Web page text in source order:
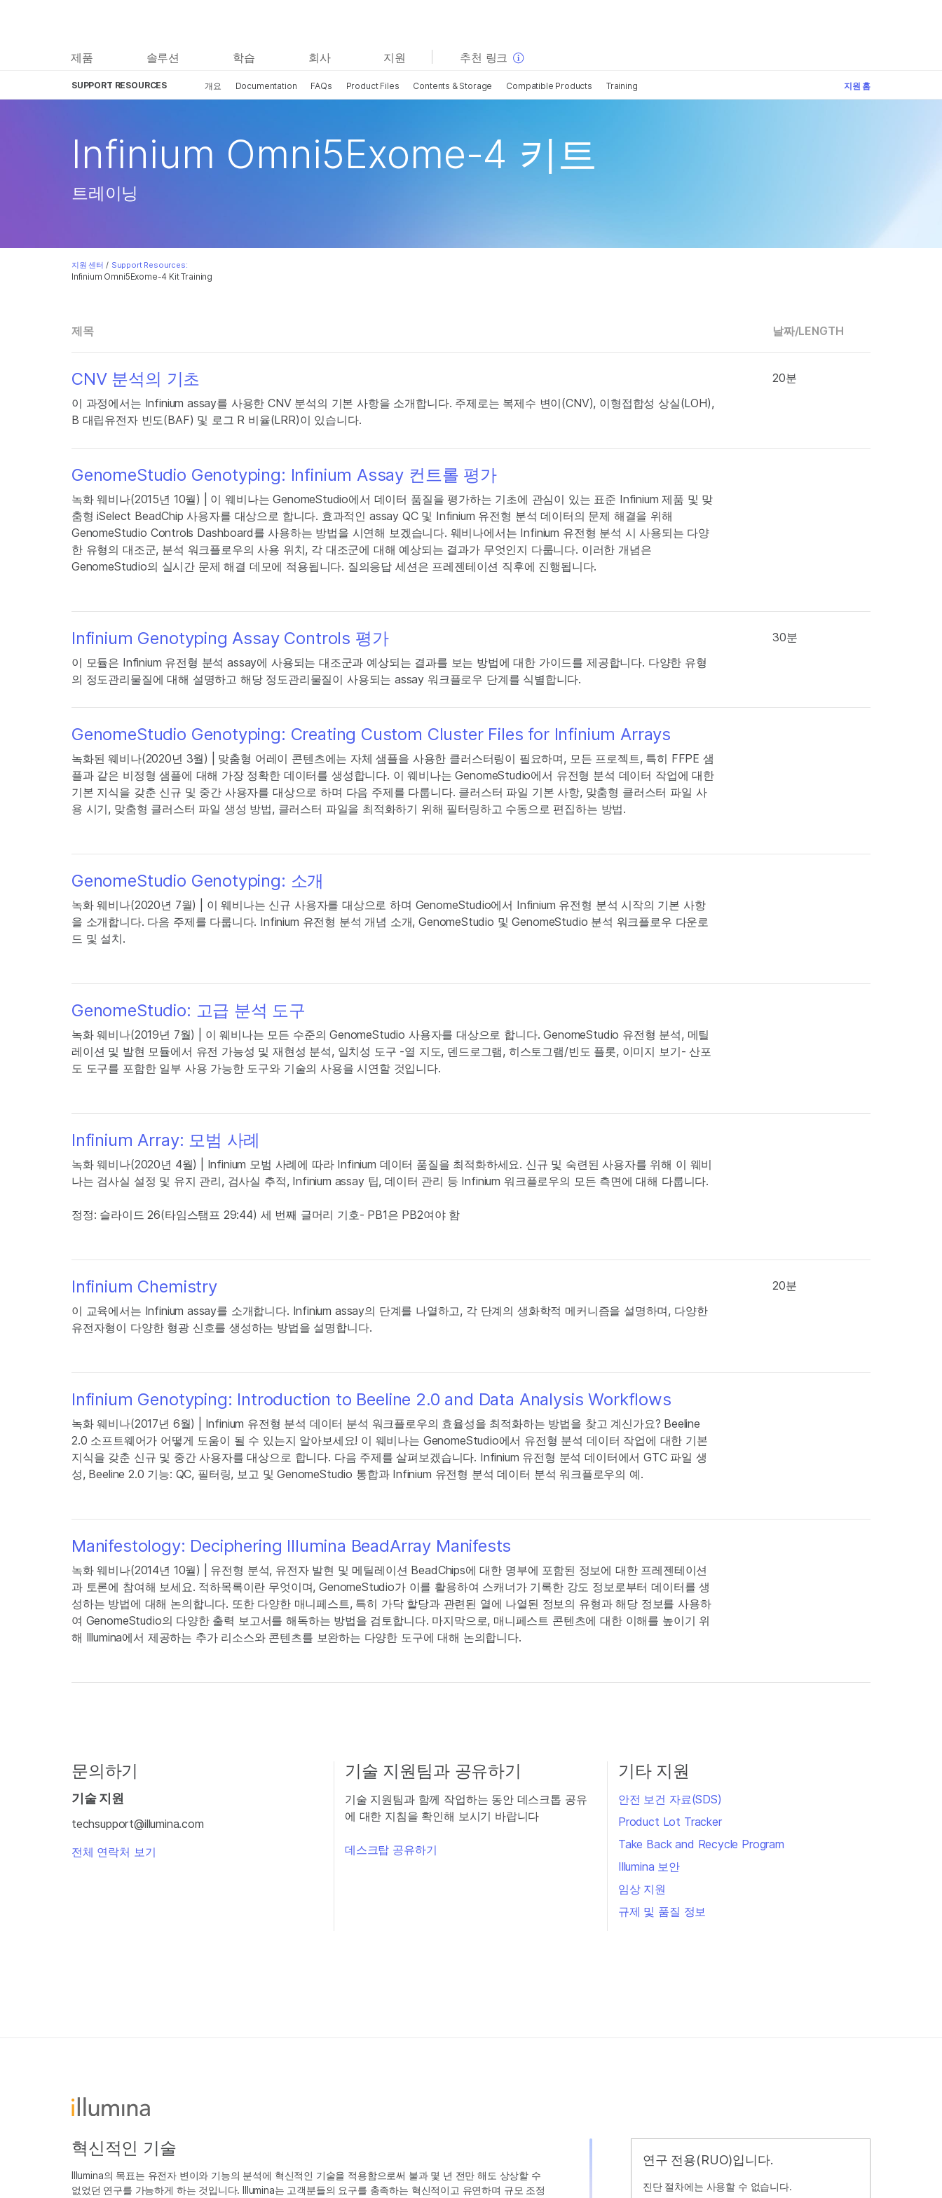
제품 솔루션 학습 회사 지원 추천 링크
SUPPORT RESOURCES 개요 Documentation FAQs Product Files Contents & Storage Compatible Products Training 지원 홈
Infinium Omni5Exome-4 Kit Training
Infinium Omni5Exome-4 키트
트레이닝
지원 센터 / Support Resources:
제목 날짜/LENGTH
CNV 분석의 기초
이 과정에서는 Infinium assay를 사용한 CNV 분석의 기본 사항을 소개합니다. 주제로는 복제수 변이(CNV), 이형접합성 상실(LOH),
B 대립유전자 빈도(BAF) 및 로그 R 비율(LRR)이 있습니다.
20분
GenomeStudio Genotyping: Infinium Assay 컨트롤 평가
녹화 웨비나(2015년 10월) | 이 웨비나는 GenomeStudio에서 데이터 품질을 평가하는 기초에 관심이 있는 표준 Infinium 제품 및 맞
춤형 iSelect BeadChip 사용자를 대상으로 합니다. 효과적인 assay QC 및 Infinium 유전형 분석 데이터의 문제 해결을 위해
GenomeStudio Controls Dashboard를 사용하는 방법을 시연해 보겠습니다. 웨비나에서는 Infinium 유전형 분석 시 사용되는 다양
한 유형의 대조군, 분석 워크플로우의 사용 위치, 각 대조군에 대해 예상되는 결과가 무엇인지 다룹니다. 이러한 개념은
GenomeStudio의 실시간 문제 해결 데모에 적용됩니다. 질의응답 세션은 프레젠테이션 직후에 진행됩니다.
Infinium Genotyping Assay Controls 평가
이 모듈은 Infinium 유전형 분석 assay에 사용되는 대조군과 예상되는 결과를 보는 방법에 대한 가이드를 제공합니다. 다양한 유형
의 정도관리물질에 대해 설명하고 해당 정도관리물질이 사용되는 assay 워크플로우 단계를 식별합니다.
30분
GenomeStudio Genotyping: Creating Custom Cluster Files for Infinium Arrays
녹화된 웨비나(2020년 3월) | 맞춤형 어레이 콘텐츠에는 자체 샘플을 사용한 클러스터링이 필요하며, 모든 프로젝트, 특히 FFPE 샘
플과 같은 비정형 샘플에 대해 가장 정확한 데이터를 생성합니다. 이 웨비나는 GenomeStudio에서 유전형 분석 데이터 작업에 대한
기본 지식을 갖춘 신규 및 중간 사용자를 대상으로 하며 다음 주제를 다룹니다. 클러스터 파일 기본 사항, 맞춤형 클러스터 파일 사
용 시기, 맞춤형 클러스터 파일 생성 방법, 클러스터 파일을 최적화하기 위해 필터링하고 수동으로 편집하는 방법.
GenomeStudio Genotyping: 소개
녹화 웨비나(2020년 7월) | 이 웨비나는 신규 사용자를 대상으로 하며 GenomeStudio에서 Infinium 유전형 분석 시작의 기본 사항
을 소개합니다. 다음 주제를 다룹니다. Infinium 유전형 분석 개념 소개, GenomeStudio 및 GenomeStudio 분석 워크플로우 다운로
드 및 설치.
GenomeStudio: 고급 분석 도구
녹화 웨비나(2019년 7월) | 이 웨비나는 모든 수준의 GenomeStudio 사용자를 대상으로 합니다. GenomeStudio 유전형 분석, 메틸
레이션 및 발현 모듈에서 유전 가능성 및 재현성 분석, 일치성 도구 -열 지도, 덴드로그램, 히스토그램/빈도 플롯, 이미지 보기- 산포
도 도구를 포함한 일부 사용 가능한 도구와 기술의 사용을 시연할 것입니다.
Infinium Array: 모범 사례
녹화 웨비나(2020년 4월) | Infinium 모범 사례에 따라 Infinium 데이터 품질을 최적화하세요. 신규 및 숙련된 사용자를 위해 이 웨비
나는 검사실 설정 및 유지 관리, 검사실 추적, Infinium assay 팁, 데이터 관리 등 Infinium 워크플로우의 모든 측면에 대해 다룹니다.
정정: 슬라이드 26(타임스탬프 29:44) 세 번째 글머리 기호- PB1은 PB2여야 함
Infinium Chemistry
이 교육에서는 Infinium assay를 소개합니다. Infinium assay의 단계를 나열하고, 각 단계의 생화학적 메커니즘을 설명하며, 다양한
유전자형이 다양한 형광 신호를 생성하는 방법을 설명합니다.
20분
Infinium Genotyping: Introduction to Beeline 2.0 and Data Analysis Workflows
녹화 웨비나(2017년 6월) | Infinium 유전형 분석 데이터 분석 워크플로우의 효율성을 최적화하는 방법을 찾고 계신가요? Beeline
2.0 소프트웨어가 어떻게 도움이 될 수 있는지 알아보세요! 이 웨비나는 GenomeStudio에서 유전형 분석 데이터 작업에 대한 기본
지식을 갖춘 신규 및 중간 사용자를 대상으로 합니다. 다음 주제를 살펴보겠습니다. Infinium 유전형 분석 데이터에서 GTC 파일 생
성, Beeline 2.0 기능: QC, 필터링, 보고 및 GenomeStudio 통합과 Infinium 유전형 분석 데이터 분석 워크플로우의 예.
Manifestology: Deciphering Illumina BeadArray Manifests
녹화 웨비나(2014년 10월) | 유전형 분석, 유전자 발현 및 메틸레이션 BeadChips에 대한 명부에 포함된 정보에 대한 프레젠테이션
과 토론에 참여해 보세요. 적하목록이란 무엇이며, GenomeStudio가 이를 활용하여 스캐너가 기록한 강도 정보로부터 데이터를 생
성하는 방법에 대해 논의합니다. 또한 다양한 매니페스트, 특히 가닥 할당과 관련된 열에 나열된 정보의 유형과 해당 정보를 사용하
여 GenomeStudio의 다양한 출력 보고서를 해독하는 방법을 검토합니다. 마지막으로, 매니페스트 콘텐츠에 대한 이해를 높이기 위
해 Illumina에서 제공하는 추가 리소스와 콘텐츠를 보완하는 다양한 도구에 대해 논의합니다.
문의하기
기술 지원
techsupport@illumina.com
전체 연락처 보기
기술 지원팀과 공유하기
기술 지원팀과 함께 작업하는 동안 데스크톱 공유
에 대한 지침을 확인해 보시기 바랍니다
데스크탑 공유하기
기타 지원
안전 보건 자료(SDS)
Product Lot Tracker
Take Back and Recycle Program
Illumina 보안
임상 지원
규제 및 품질 정보
연구 전용(RUO)입니다.
진단 절차에는 사용할 수 없습니다.
혁신적인 기술
Illumina의 목표는 유전자 변이와 기능의 분석에 혁신적인 기술을 적용함으로써 불과 몇 년 전만 해도 상상할 수
없었던 연구를 가능하게 하는 것입니다. Illumina는 고객분들의 요구를 충족하는 혁신적이고 유연하며 규모 조정
보다 관련성이 높은 콘텐츠를 확인하실 수 있습니다. 주요
관심 분야를 선택해 주세요:
암 연구
복합 질환 연구
임상 종양학 연구